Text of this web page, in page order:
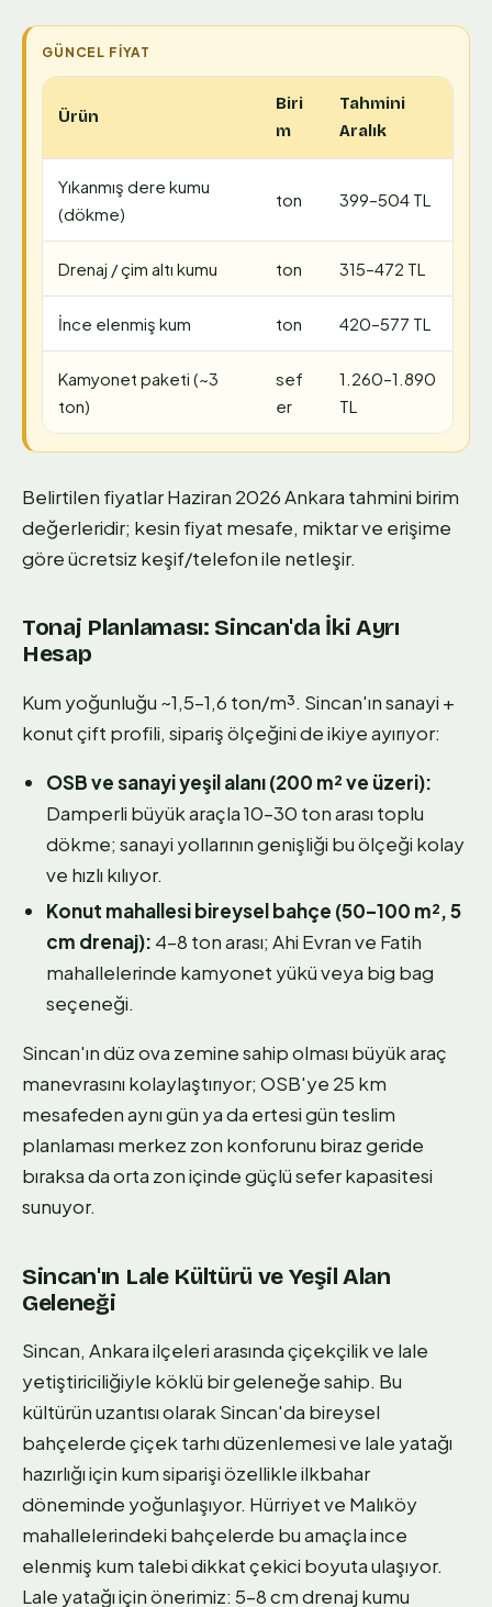
Ürün
Biri
m
Tahmini
Aralık
Yıkanmış dere kumu
(dökme)
ton 399–504 TL
Drenaj / çim altı kumu ton 315–472 TL
İnce elenmiş kum ton 420–577 TL
Kamyonet paketi (~3
ton)
sef
er
1.260–1.890
TL
Belirtilen fiyatlar Haziran 2026 Ankara tahmini birim
değerleridir; kesin fiyat mesafe, miktar ve erişime
göre ücretsiz keşif/telefon ile netleşir.
Tonaj Planlaması: Sincan'da İki Ayrı
Hesap
Kum yoğunluğu ~1,5–1,6 ton/m³. Sincan'ın sanayi +
konut çift profili, sipariş ölçeğini de ikiye ayırıyor:
OSB ve sanayi yeşil alanı (200 m² ve üzeri):
Damperli büyük araçla 10–30 ton arası toplu
dökme; sanayi yollarının genişliği bu ölçeği kolay
ve hızlı kılıyor.
Konut mahallesi bireysel bahçe (50–100 m², 5
cm drenaj): 4–8 ton arası; Ahi Evran ve Fatih
mahallelerinde kamyonet yükü veya big bag
seçeneği.
Sincan'ın düz ova zemine sahip olması büyük araç
manevrasını kolaylaştırıyor; OSB'ye 25 km
mesafeden aynı gün ya da ertesi gün teslim
planlaması merkez zon konforunu biraz geride
bıraksa da orta zon içinde güçlü sefer kapasitesi
sunuyor.
Sincan'ın Lale Kültürü ve Yeşil Alan
Geleneği
Sincan, Ankara ilçeleri arasında çiçekçilik ve lale
yetiştiriciliğiyle köklü bir geleneğe sahip. Bu
kültürün uzantısı olarak Sincan'da bireysel
bahçelerde çiçek tarhı düzenlemesi ve lale yatağı
hazırlığı için kum siparişi özellikle ilkbahar
döneminde yoğunlaşıyor. Hürriyet ve Malıköy
mahallelerindeki bahçelerde bu amaçla ince
elenmiş kum talebi dikkat çekici boyuta ulaşıyor.
Lale yatağı için önerimiz: 5–8 cm drenaj kumu